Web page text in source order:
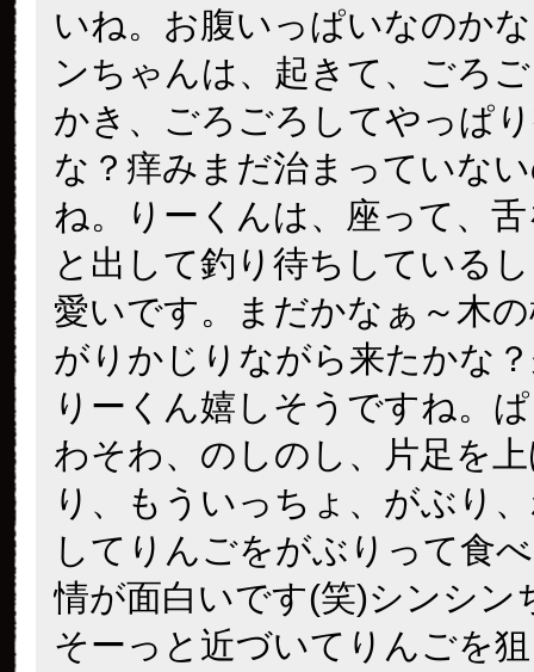
いね。お腹いっぱいなのか
ンちゃんは、起きて、ごろ
かき、ごろごろしてやっぱ
な？痒みまだ治まっていな
ね。りーくんは、座って、
と出して釣り待ちしている
愛いです。まだかなぁ～木
がりかじりながら来たかな
りーくん嬉しそうですね。
わそわ、のしのし、片足を
り、もういっちょ、がぶり
してりんごをがぶりって食
情が面白いです(笑)シンシン
そーっと近づいてりんごを